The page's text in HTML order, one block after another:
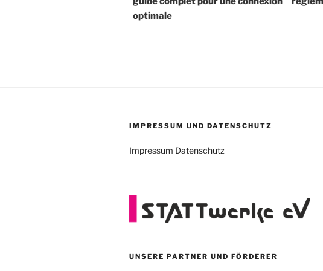
optimale
IMPRESSUM UND DATENSCHUTZ
Impressum Datenschutz
UNSERE PARTNER UND FÖRDERER